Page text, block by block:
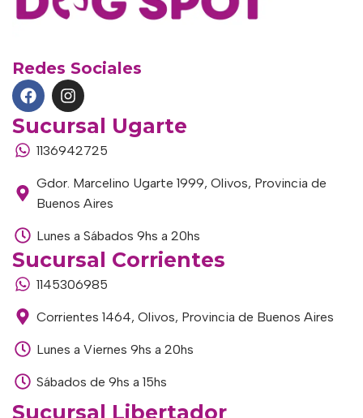
Redes Sociales
Sucursal Ugarte
1136942725
Gdor. Marcelino Ugarte 1999, Olivos, Provincia de
Buenos Aires
Lunes a Sábados 9hs a 20hs
Sucursal Corrientes
1145306985
Corrientes 1464, Olivos, Provincia de Buenos Aires
Lunes a Viernes 9hs a 20hs
Sábados de 9hs a 15hs
Sucursal Libertador